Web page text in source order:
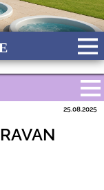
25.08.2025